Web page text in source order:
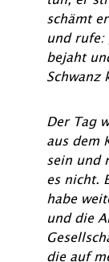
schämt
und rufe:
bejaht
Schwanz
Der Tag
aus dem
sein und
es nicht.
habe
und die
die auf